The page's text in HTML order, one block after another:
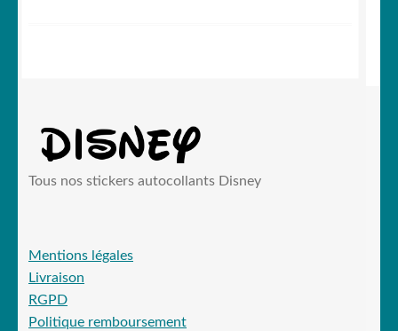
Tous nos stickers autocollants Disney
Mentions légales
Livraison
RGPD
Politique remboursement